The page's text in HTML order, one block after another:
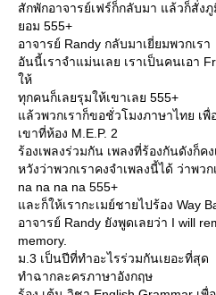
สักพักอาจารย์เฟร์ก็กลับมา แล้วก็สั่
อม 555+
อาจารย์ Randy กลับมาเยี่ยมพวกเรา
อันนี้เราจำแม่นเลย เราเป็นคนเอา
ห้
ทุกคนก็เลยรุมให้เขาเลย 555+
ล้วพวกเราก็ขอชั่วโมงภาษาไทย เพื่
เขาที่ห้อง M.E.P. 2
ร้องเพลงร่วมกัน เพลงที่ร้องกันดังก็ค
หวังว่าพวกเราคงจำเพลงนี้ได้ ว่าพว
na na na na 555+
ละก็ให้เรากะเมย์ชายไปร้อง Way
อาจารย์ Randy ยังพูดเลยว่า I will
memory.
ม.3 เป็นปีที่ทำอะไรร่วมกันเยอะที่สุด
ทำฉากละครภาษาอังกฤษ